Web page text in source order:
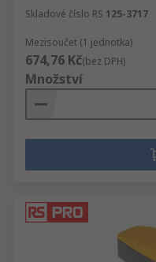
Skladové číslo RS 125-3717
Mezisoučet (1 jednotka)
674,76 Kč(bez DPH)
Množství